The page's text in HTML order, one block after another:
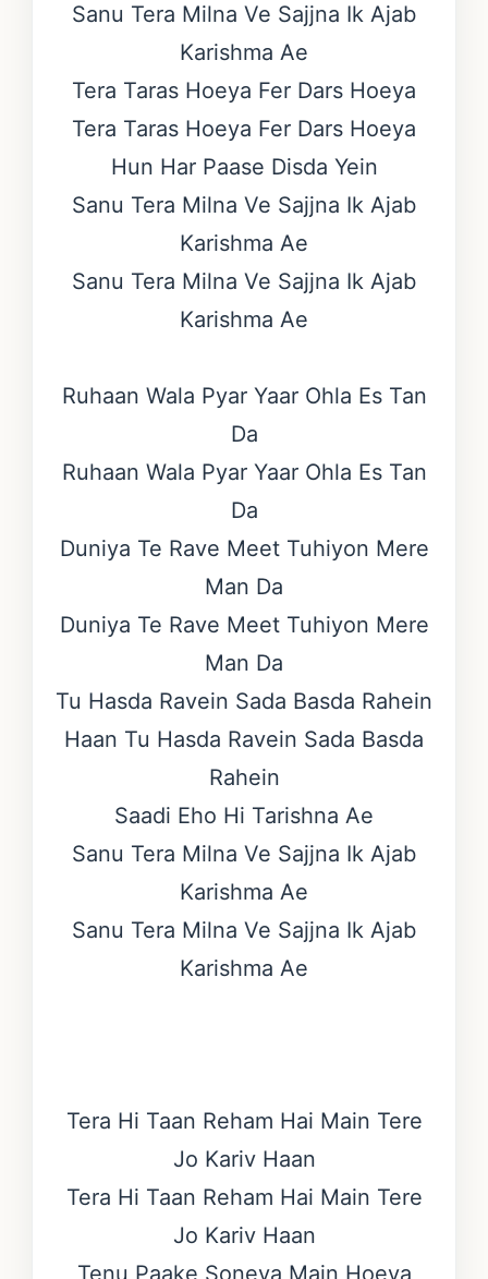
Sanu Tera Milna Ve Sajjna Ik Ajab
Karishma Ae
Tera Taras Hoeya Fer Dars Hoeya
Tera Taras Hoeya Fer Dars Hoeya
Hun Har Paase Disda Yein
Sanu Tera Milna Ve Sajjna Ik Ajab
Karishma Ae
Sanu Tera Milna Ve Sajjna Ik Ajab
Karishma Ae
Ruhaan Wala Pyar Yaar Ohla Es Tan
Da
Ruhaan Wala Pyar Yaar Ohla Es Tan
Da
Duniya Te Rave Meet Tuhiyon Mere
Man Da
Duniya Te Rave Meet Tuhiyon Mere
Man Da
Tu Hasda Ravein Sada Basda Rahein
Haan Tu Hasda Ravein Sada Basda
Rahein
Saadi Eho Hi Tarishna Ae
Sanu Tera Milna Ve Sajjna Ik Ajab
Karishma Ae
Sanu Tera Milna Ve Sajjna Ik Ajab
Karishma Ae
Tera Hi Taan Reham Hai Main Tere
Jo Kariv Haan
Tera Hi Taan Reham Hai Main Tere
Jo Kariv Haan